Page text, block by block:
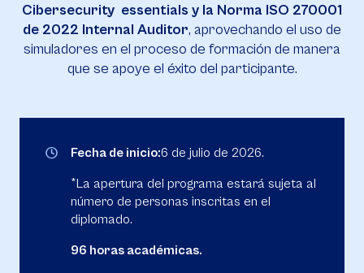
Cibersecurity essentials y la Norma ISO 270001
de 2022 Internal Auditor, aprovechando el uso de
simuladores en el proceso de formación de manera
que se apoye el éxito del participante.
Fecha de inicio:6 de julio de 2026.
*La apertura del programa estará sujeta al
número de personas inscritas en el
diplomado.
96 horas académicas.